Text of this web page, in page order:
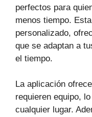
perfectos para
menos tiempo.
personalizado,
que se adaptan a
el tiempo.
La aplicación
requieren equipo,
cualquier lugar.